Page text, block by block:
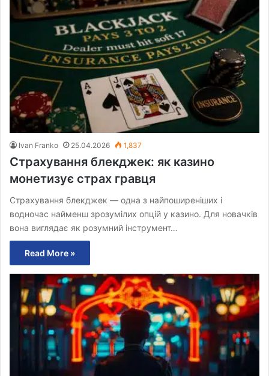
Ivan Franko 25.04.2026 1,837
Страхування блекджек: як казино
монетизує страх гравця
Страхування блекджек — одна з найпоширеніших і
водночас найменш зрозумілих опцій у казино. Для новачків
вона виглядає як розумний інструмент…
Read More »